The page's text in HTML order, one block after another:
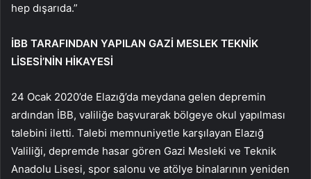
hep dışarıda.”
İBB TARAFINDAN YAPILAN GAZİ MESLEK TEKNİK
LİSESİ’NİN HİKAYESİ
24 Ocak 2020’de Elazığ’da meydana gelen depremin
ardından İBB, valiliğe başvurarak bölgeye okul yapılması
talebini iletti. Talebi memnuniyetle karşılayan Elazığ
Valiliği, depremde hasar gören Gazi Mesleki ve Teknik
Anadolu Lisesi, spor salonu ve atölye binalarının yeniden